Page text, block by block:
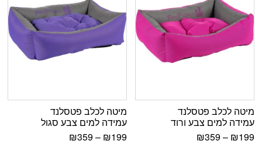
מיטה לכלב פטסלנד
עמידה למים צבע ורוד
₪199
–
₪359
מיטה לכלב פטסלנד
עמידה למים צבע סגול
₪199
–
₪359